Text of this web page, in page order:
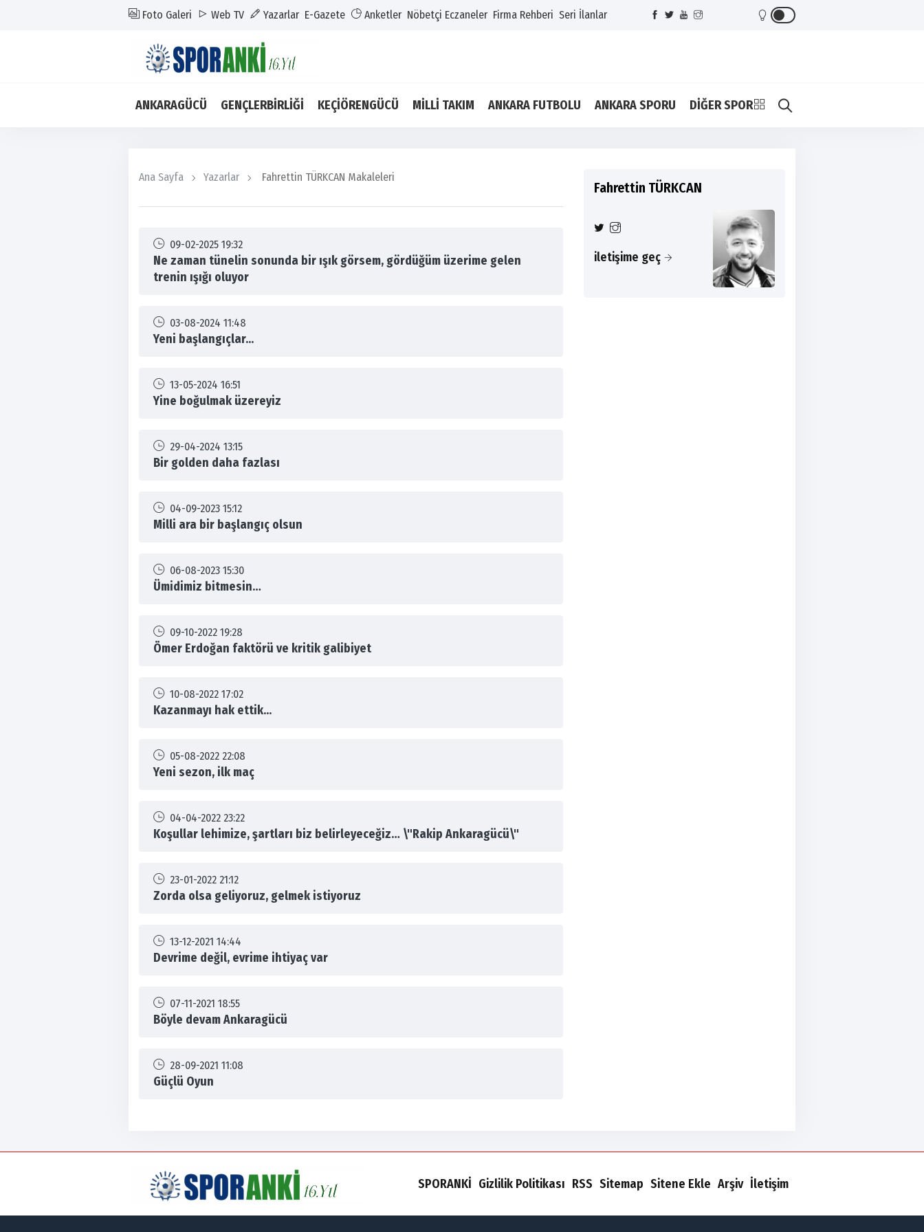
Foto Galeri Web TV Yazarlar E-Gazete Anketler Nöbetçi Eczaneler Firma Rehberi Seri İlanlar
ANKARAGÜCÜ GENÇLERBİRLİĞİ KEÇİÖRENGÜCÜ MİLLİ TAKIM ANKARA FUTBOLU ANKARA SPORU DİĞER SPOR
Ana Sayfa Yazarlar Fahrettin TÜRKCAN Makaleleri
09-02-2025 19:32
Ne zaman tünelin sonunda bir ışık görsem, gördüğüm üzerime gelen
trenin ışığı oluyor
03-08-2024 11:48
Yeni başlangıçlar...
13-05-2024 16:51
Yine boğulmak üzereyiz
29-04-2024 13:15
Bir golden daha fazlası
04-09-2023 15:12
Milli ara bir başlangıç olsun
06-08-2023 15:30
Ümidimiz bitmesin…
09-10-2022 19:28
Ömer Erdoğan faktörü ve kritik galibiyet
10-08-2022 17:02
Kazanmayı hak ettik...
05-08-2022 22:08
Yeni sezon, ilk maç
04-04-2022 23:22
Koşullar lehimize, şartları biz belirleyeceğiz… \"Rakip Ankaragücü\"
23-01-2022 21:12
Zorda olsa geliyoruz, gelmek istiyoruz
13-12-2021 14:44
Devrime değil, evrime ihtiyaç var
07-11-2021 18:55
Böyle devam Ankaragücü
28-09-2021 11:08
Güçlü Oyun
Fahrettin TÜRKCAN
iletişime geç
SPORANKİ Gizlilik Politikası RSS Sitemap Sitene Ekle Arşiv İletişim